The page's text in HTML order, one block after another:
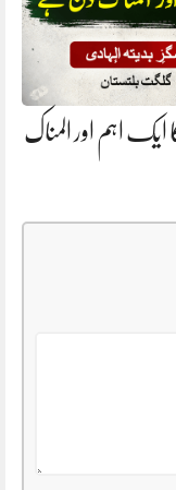
کا ایک اہم اور المناک